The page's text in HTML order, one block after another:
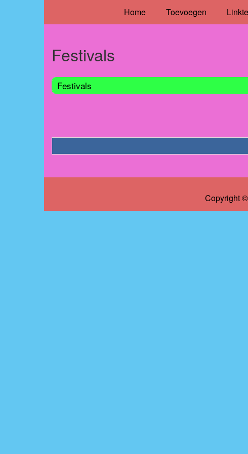
Home Toevoegen
Festivals
Festivals
Copyright